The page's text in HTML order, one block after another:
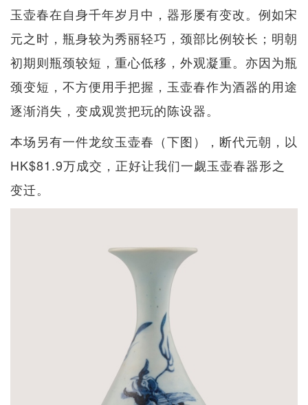
玉壶春在自身千年岁月中，器形屡有变改。例如宋
元之时，瓶身较为秀丽轻巧，颈部比例较长；明朝
初期则瓶颈较短，重心低移，外观凝重。亦因为瓶
颈变短，不方便用手把握，玉壶春作为酒器的用途
逐渐消失，变成观赏把玩的陈设器。
本场另有一件龙纹玉壶春（下图），断代元朝，以
HK$81.9万成交，正好让我们一觑玉壶春器形之
变迁。